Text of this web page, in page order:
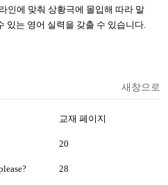
인에 맞춰 상황극에 몰입해 따라 말
있는 영어 실력을 갖출 수 있습니다.
새창으로
교재 페이지
20
28